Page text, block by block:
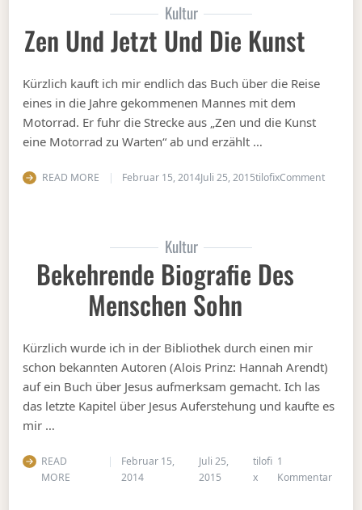
Kultur
Zen Und Jetzt Und Die Kunst
Kürzlich kauft ich mir endlich das Buch über die Reise
eines in die Jahre gekommenen Mannes mit dem
Motorrad. Er fuhr die Strecke aus „Zen und die Kunst
eine Motorrad zu Warten“ ab und erzählt …
READ MORE Februar 15, 2014Juli 25, 2015tilofixCommenton Zen
Kultur
Bekehrende Biografie Des
Menschen Sohn
Kürzlich wurde ich in der Bibliothek durch einen mir
schon bekannten Autoren (Alois Prinz: Hannah Arendt)
auf ein Buch über Jesus aufmerksam gemacht. Ich las
das letzte Kapitel über Jesus Auferstehung und kaufte es
mir …
READ
MORE
Februar 15,
2014
Juli 25,
2015
tilofi
x
1
Kommentarzu